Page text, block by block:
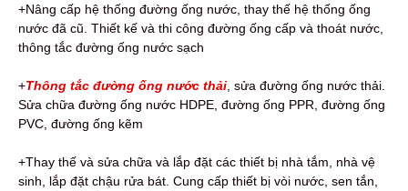
+Nâng cấp hệ thống đường ống nước, thay thế hệ thống ống
nước đã cũ. Thiết kế và thi công đường ống cấp và thoát nước,
thông tắc đường ống nước sạch
+Thông tắc đường ống nước thải , sửa đường ống nước thải.
Sửa chữa đường ống nước HDPE, đường ống PPR, đường ống
PVC, đường ống kẽm
+Thay thế và sửa chữa và lắp đặt các thiết bị nhà tắm, nhà vệ
sinh, lắp đặt chậu rửa bát. Cung cấp thiết bị vòi nước, sen tắn,